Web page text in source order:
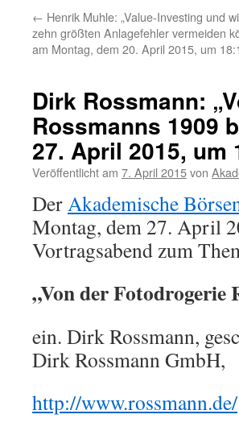
← Henrik Muhle: „Value-Investing und
zehn größten Anlagefehler vermeiden
am Montag, dem 20. April 2015, um
Dirk Rossmann:
Rossmanns 1909
27. April 2015, um
Veröffentlicht am 7. April 2015von
DerAkademische
Montag, dem 27. April
Vortragsabend zum
„Von der Fotodrogerie
ein. Dirk Rossmann,
Dirk Rossmann GmbH,
http://www.rossmann.de/